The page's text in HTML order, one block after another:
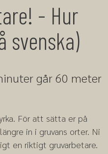
- Hur
svenska)
går 60 meter
För att sätta er på
in i gruvans orter. Ni
en riktigt gruvarbetare.